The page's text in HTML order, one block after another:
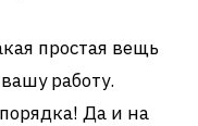
простая вещь
работу.
Да и на